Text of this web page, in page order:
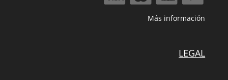
Más información
LEGAL